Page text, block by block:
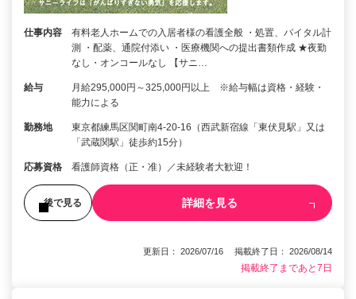
仕事内容
有料老人ホームでの入居者様の看護全般 ・処置、バイタル計
測 ・配薬、通院付添い ・医療機関への提出書類作成 ★夜勤
なし・オンコールなし 【サニ…
給与
月給295,000円～325,000円以上 ※給与幅は資格・経験・
能力による
勤務地
東京都練馬区関町南4-20-16（西武新宿線「東伏見駅」又は
「武蔵関駅」徒歩約15分）
応募資格 看護師資格（正・准）／未経験者大歓迎！
後で見る 詳細を見る
更新日： 2026/07/16 掲載終了日： 2026/08/14
掲載終了まであと7日